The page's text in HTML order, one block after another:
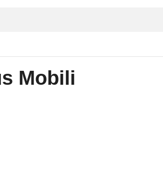
Mobili